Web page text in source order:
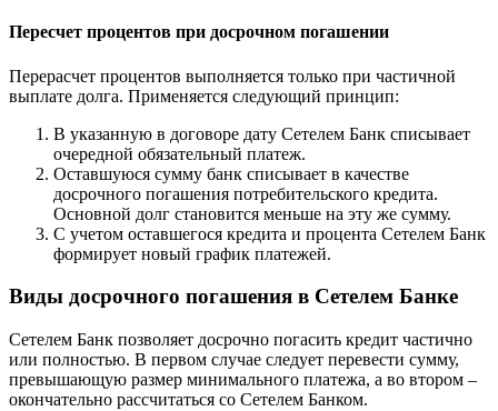
Пересчет процентов при досрочном погашении
Перерасчет процентов выполняется только при частичной
выплате долга. Применяется следующий принцип:
В указанную в договоре дату Сетелем Банк списывает
очередной обязательный платеж.
Оставшуюся сумму банк списывает в качестве
досрочного погашения потребительского кредита.
Основной долг становится меньше на эту же сумму.
С учетом оставшегося кредита и процента Сетелем Банк
формирует новый график платежей.
Виды досрочного погашения в Сетелем Банке
Сетелем Банк позволяет досрочно погасить кредит частично
или полностью. В первом случае следует перевести сумму,
превышающую размер минимального платежа, а во втором –
окончательно рассчитаться со Сетелем Банком.